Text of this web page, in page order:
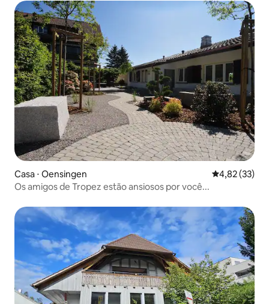
Casa ⋅ Oensingen 4,82 de uma
4,82 (33)
Os amigos de Tropez estão ansiosos por você...